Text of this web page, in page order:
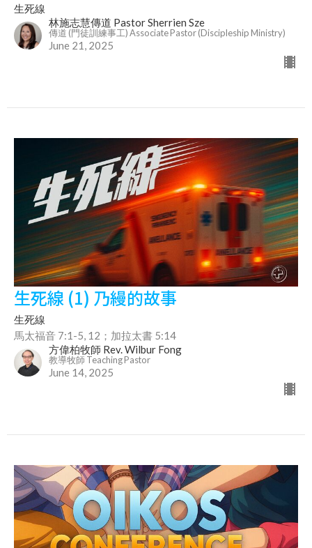
生死線
林施志慧傳道 Pastor Sherrien Sze
傳道 (門徒訓練事工) Associate Pastor (Discipleship Ministry)
June 21, 2025
生死線 (1) 乃縵的故事
生死線
馬太福音 7:1-5, 12；加拉太書 5:14
方偉柏牧師 Rev. Wilbur Fong
教導牧師 Teaching Pastor
June 14, 2025